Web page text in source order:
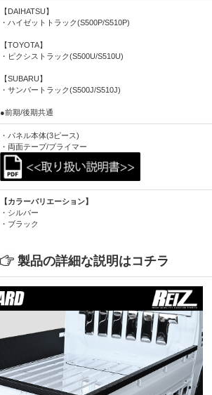
【DAIHATSU】
・ハイゼットトラック(S500P/S510P)
【TOYOTA】
・ピクシストラック(S500U/S510U)
【SUBARU】
・サンバートラック(S500J/S510J)
●前期/後期共通
・パネル本体(3ピース)
・両面テープ/プライマー
【カラーバリエーション】
・シルバー
・ブラック
製品の詳細な説明はコチラ